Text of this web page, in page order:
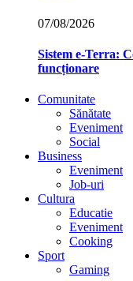
07/08/2026
Sistem e-Terra:
funcționare
Comunitate
Sănătate
Eveniment
Social
Business
Eveniment
Job-uri
Cultura
Educatie
Eveniment
Cooking
Sport
Gaming